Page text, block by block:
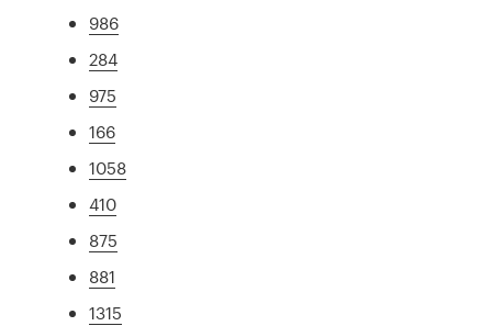
986
284
975
166
1058
410
875
881
1315